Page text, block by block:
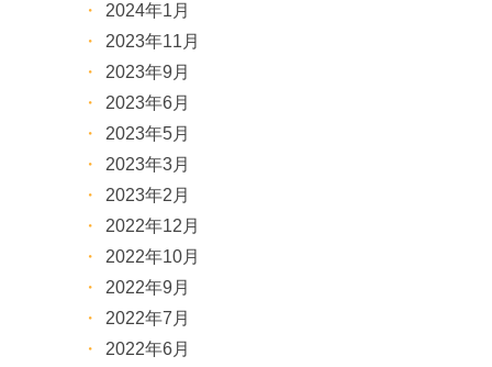
2024年1月
2023年11月
2023年9月
2023年6月
2023年5月
2023年3月
2023年2月
2022年12月
2022年10月
2022年9月
2022年7月
2022年6月